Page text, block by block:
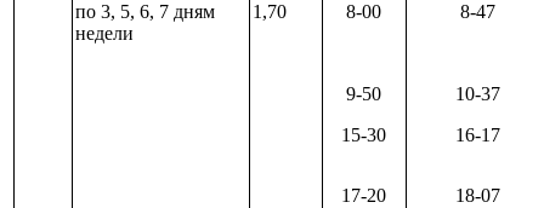
по 3, 5, 6, 7 дням
недели
1,70 8-00 8-47
9-50
15-30
10-37
16-17
17-20 18-07